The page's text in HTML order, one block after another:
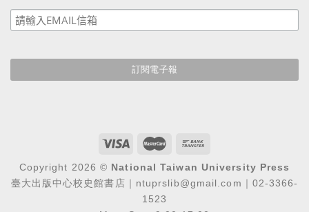
Copyright 2026 © National Taiwan University Press
臺大出版中心校史館書店｜ntuprslib@gmail.com｜02-3366-
1523